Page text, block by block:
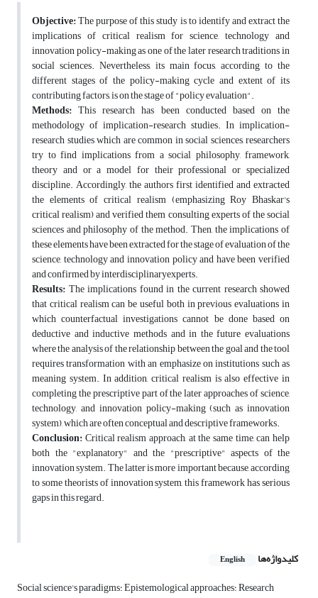
Objective:The purpose of this study is to identify and extract the
implications of critical realism for science, technology and
innovation policy-making as one of the later research traditions in
social sciences. Nevertheless, its main focus, according to the
different stages of the policy-making cycle and extent of its
contributing factors, is on the stage of "policy evaluation".
Methods: This research has been conducted based on the
methodology of implication-research studies. In implication-
research studies which are common in social sciences, researchers
try to find implications from a social philosophy, framework,
theory and or a model for their professional or specialized
discipline. Accordingly, the authors first identified and extracted
the elements of critical realism (emphasizing Roy Bhaskar's
critical realism) and verified them consulting experts of the social
sciences and philosophy of the method. Then, the implications of
these elements have been extracted for the stage of evaluation of the
science, technology and innovation policy and have been verified
and confirmed by interdisciplinaryexperts.
Results:The implications found in the current research showed
that critical realism can be useful both in previous evaluations in
which counterfactual investigations cannot be done based on
deductive and inductive methods and in the future evaluations
where the analysis of the relationship between the goal and the tool
requires transformation with an emphasize on institutions such as
meaning system. In addition, critical realism is also effective in
completing the prescriptive part of the later approaches of science,
technology, and innovation policy-making (such as innovation
system), which are often conceptual and descriptive frameworks.
Conclusion:Critical realism approach, at the same time, can help
both the "explanatory" and the "prescriptive" aspects of the
innovation system. The latter is more important because, according
to some theorists of innovation system, this framework has serious
gaps in this regard.
کلیدواژه‌ها English
Social science's paradigms؛ Epistemological approaches؛ Research